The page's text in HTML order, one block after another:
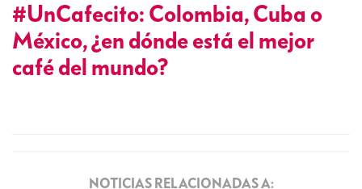
#UnCafecito: Colombia, Cuba o
México, ¿en dónde está el mejor
café del mundo?
NOTICIAS RELACIONADAS A: